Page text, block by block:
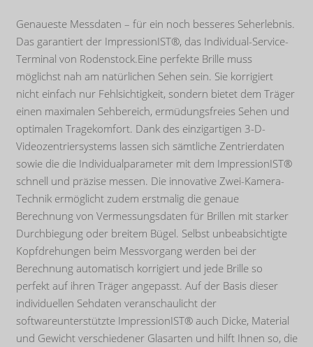
Genaueste Messdaten – für ein noch besseres Seherlebnis.
Das garantiert der ImpressionIST®, das Individual-Service-
Terminal von Rodenstock.Eine perfekte Brille muss
möglichst nah am natürlichen Sehen sein. Sie korrigiert
nicht einfach nur Fehlsichtigkeit, sondern bietet dem Träger
einen maximalen Sehbereich, ermüdungsfreies Sehen und
optimalen Tragekomfort. Dank des einzigartigen 3-D-
Videozentriersystems lassen sich sämtliche Zentrierdaten
sowie die die Individualparameter mit dem ImpressionIST®
schnell und präzise messen. Die innovative Zwei-Kamera-
Technik ermöglicht zudem erstmalig die genaue
Berechnung von Vermessungsdaten für Brillen mit starker
Durchbiegung oder breitem Bügel. Selbst unbeabsichtigte
Kopfdrehungen beim Messvorgang werden bei der
Berechnung automatisch korrigiert und jede Brille so
perfekt auf ihren Träger angepasst. Auf der Basis dieser
individuellen Sehdaten veranschaulicht der
softwareunterstützte ImpressionIST® auch Dicke, Material
und Gewicht verschiedener Glasarten und hilft Ihnen so, die